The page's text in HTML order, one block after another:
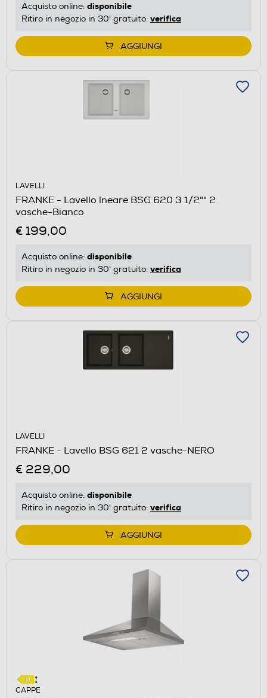
Acquisto online: disponibile
Ritiro in negozio in 30' gratuito: verifica
AGGIUNGI
LAVELLI
FRANKE - Lavello lneare BSG 620 3 1/2"" 2
vasche-Bianco
€ 199,00
Acquisto online: disponibile
Ritiro in negozio in 30' gratuito: verifica
AGGIUNGI
LAVELLI
FRANKE - Lavello BSG 621 2 vasche-NERO
€ 229,00
Acquisto online: disponibile
Ritiro in negozio in 30' gratuito: verifica
AGGIUNGI
CAPPE